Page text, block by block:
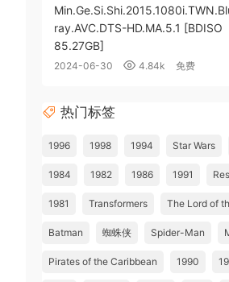
ray.AVC.DTS-HD.MA.5.1 [BDISO
85.27GB]
2024-06-30 4.84k 免费
热门标签
1996 1998 1994 Star Wars
1984 1982 1986 1991
1981 Transformers The Lord of
Batman 蜘蛛侠 Spider-Man
Pirates of the Caribbean 1990